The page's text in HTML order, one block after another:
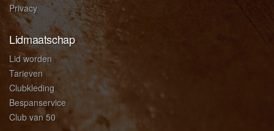
Privacy
Lidmaatschap
Lid worden
Tarieven
Clubkleding
Bespanservice
Club van 50